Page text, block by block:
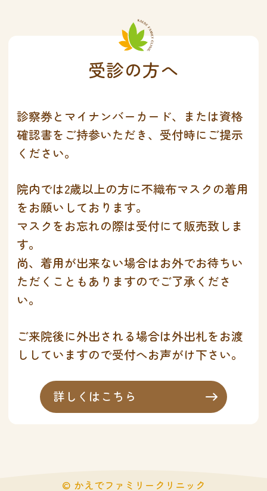
受診の方へ
診察券とマイナンバーカード、または資格
確認書をご持参いただき、受付時にご提示
ください。
院内では2歳以上の方に不織布マスクの着用
をお願いしております。
マスクをお忘れの際は受付にて販売致しま
す。
尚、着用が出来ない場合はお外でお待ちい
ただくこともありますのでご了承くださ
い。
ご来院後に外出される場合は外出札をお渡
ししていますので受付へお声がけ下さい。
詳しくはこちら
© かえでファミリークリニック